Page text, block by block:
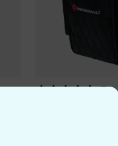
7
Mallet